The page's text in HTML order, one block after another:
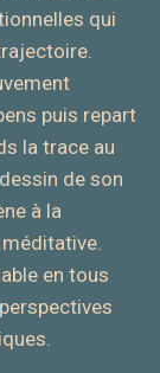
qui
puis repart
la trace au
de son
à la
en tous